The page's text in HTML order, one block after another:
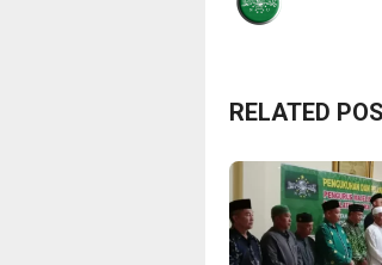
RELATED